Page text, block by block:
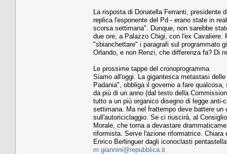
La risposta di Donatella Ferranti, presidente
replica l'esponente del Pd - erano state in
scorsa settimana". Dunque, non sarebbe
due ore, a Palazzo Chigi, con l'ex
"sbianchettare" i paragrafi sul programmato
Orlando, e non Renzi, che differenza fa? Di
Le prossime tappe del cronoprogramma
Siamo all'oggi. La gigantesca metastasi
Padania", obbliga il governo a fare
da più di un anno (dal testo della
tutto a un più organico disegno di legge
settimana. Ma nel frattempo deve battere
sull'autoriciclaggio. Se ci riuscirà, al
Morale, che torna a devastare
riformista. Serve l'azione riformatrice.
Enrico Berlinguer dagli iconoclasti
m.giannini@repubblica.it